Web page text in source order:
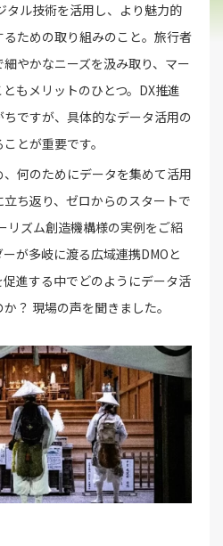
タル技術を活用し、より魅力的
ための取り組みのこと。旅行者
やかなニーズを汲み取り、マー
もメリットのひとつ。DX推進
ですが、具体的なデータ活用の
とが重要です。
何のためにデータを集めて活用
ち返り、ゼロからのスタートで
リズム創造機構様の実例をご紹
が多岐に渡る広域連携DMOと
進する中でどのようにデータ活
？ 現場の声を聞きました。